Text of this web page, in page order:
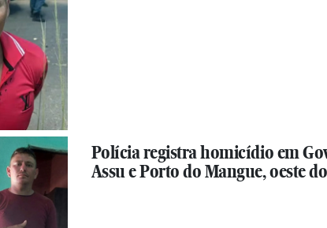
Polícia registra homicídio em
Assu e Porto do Mangue, oeste